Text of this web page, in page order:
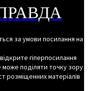
за умови посилання на
гіперпосилання
поділяти точку зору
розміщенних матеріалів